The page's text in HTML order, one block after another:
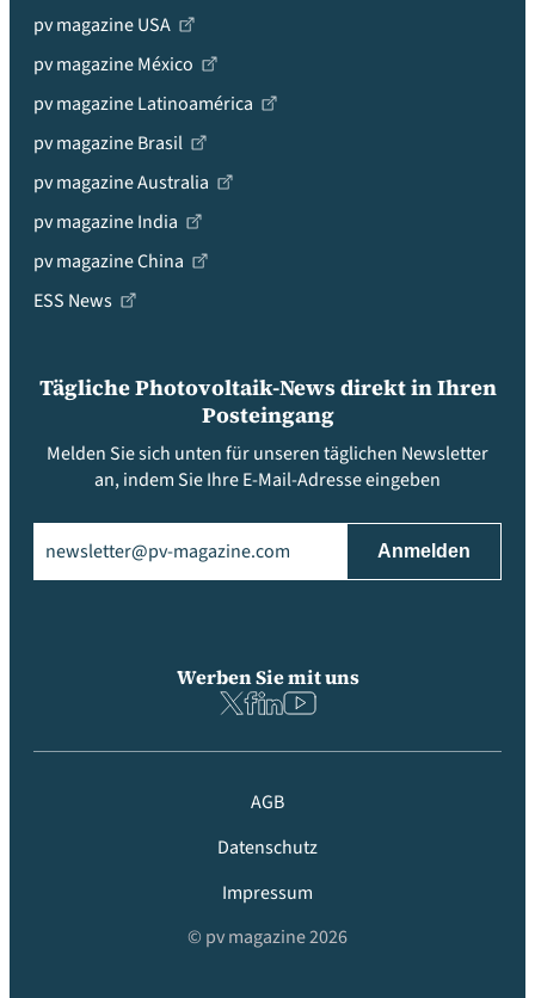
pv magazine USA
pv magazine México
pv magazine Latinoamérica
pv magazine Brasil
pv magazine Australia
pv magazine India
pv magazine China
ESS News
Tägliche Photovoltaik-News direkt in Ihren
Posteingang
Melden Sie sich unten für unseren täglichen Newsletter
an, indem Sie Ihre E-Mail-Adresse eingeben
Werben Sie mit uns
AGB
Datenschutz
Impressum
© pv magazine 2026